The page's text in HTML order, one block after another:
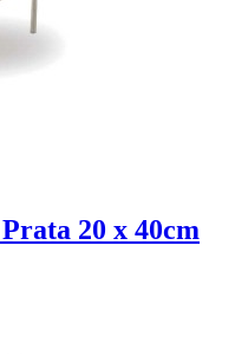
20 x 40cm